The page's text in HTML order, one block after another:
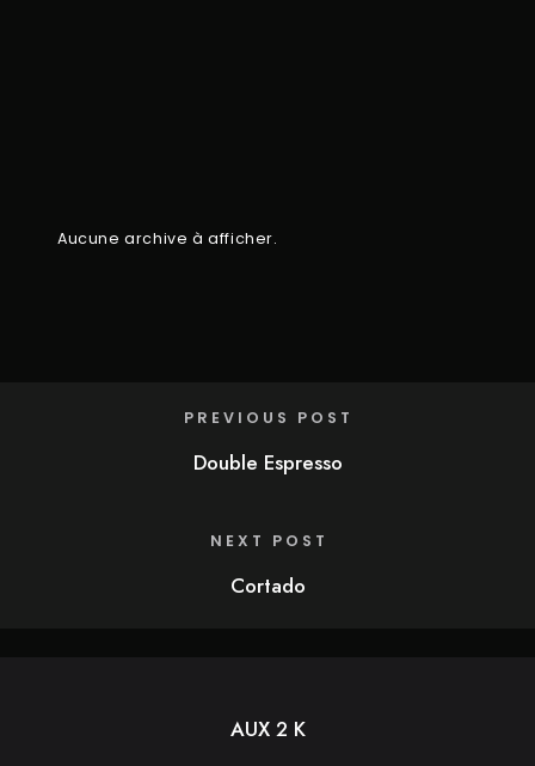
Aucune archive à afficher.
PREVIOUS POST
Double Espresso
NEXT POST
Cortado
AUX 2 K